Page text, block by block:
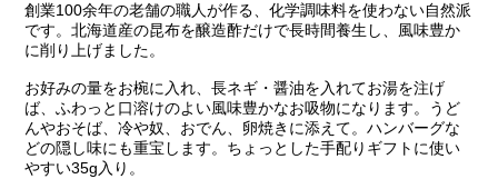
創業100余年の老舗の職人が作る、化学調味料を使わない自然派
です。北海道産の昆布を醸造酢だけで長時間養生し、風味豊か
に削り上げました。
お好みの量をお椀に入れ、長ネギ・醤油を入れてお湯を注げ
ば、ふわっと口溶けのよい風味豊かなお吸物になります。うど
んやおそば、冷や奴、おでん、卵焼きに添えて。ハンバーグな
どの隠し味にも重宝します。ちょっとした手配りギフトに使い
やすい35g入り。